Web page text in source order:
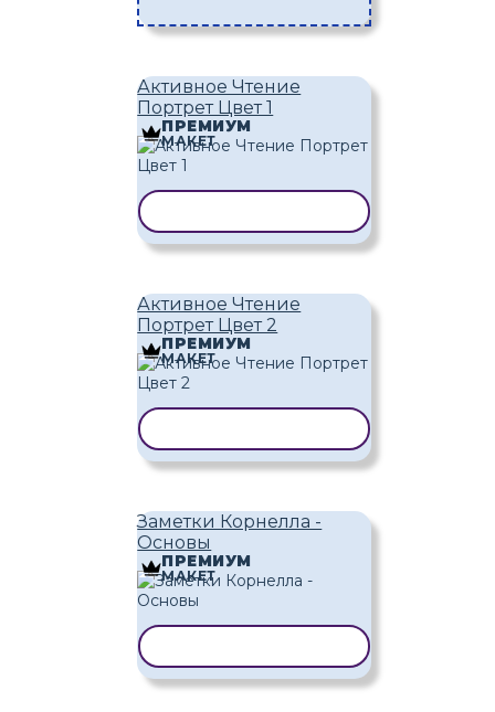
Активное Чтение
Портрет Цвет 1
ПРЕМИУМ
МАКЕТ
Активное Чтение
Портрет Цвет 2
ПРЕМИУМ
МАКЕТ
Заметки Корнелла -
Основы
ПРЕМИУМ
МАКЕТ